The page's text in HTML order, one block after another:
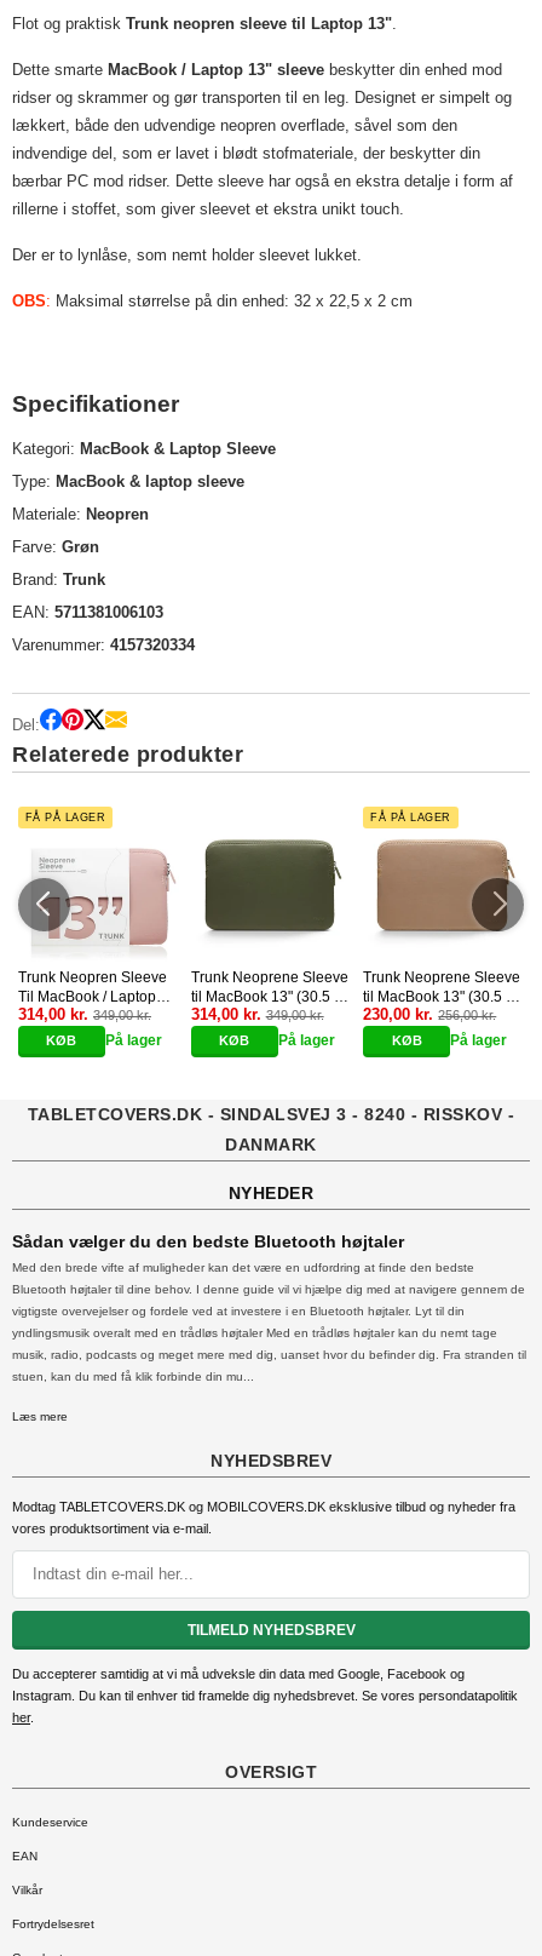
Flot og praktisk Trunk neopren sleeve til Laptop 13"
Dette smarte MacBook / Laptop 13" sleeve beskytter din enhed mod
ridser og skrammer og gør transporten til en leg. Designet er simpelt og
lækkert, både den udvendige neopren overflade, såvel som den
indvendige del, som er lavet i blødt stofmateriale, der beskytter din
bærbar PC mod ridser. Dette sleeve har også en ekstra detalje i form af
rillerne i stoffet, som giver sleevet et ekstra unikt touch.
Der er to lynlåse, som nemt holder sleevet lukket.
OBS: Maksimal størrelse på din enhed: 32 x 22,5 x 2 cm
Specifikationer
Kategori: MacBook & Laptop Sleeve
Type: MacBook & laptop sleeve
Materiale: Neopren
Farve: Grøn
Brand: Trunk
EAN: 5711381006103
Varenummer: 4157320334
Del:
Relaterede produkter
FÅ PÅ LAGER
Trunk Neopren Sleeve
Til MacBook / Laptop
13" (32 x 22,5 x 2 cm) -
Warm Rose
314,00 kr. 349,00 kr.
På lager
Trunk Neoprene Sleeve
til MacBook 13" (30.5 x
21.5 x 1.5 cm) -
Spagnum
314,00 kr.349,00 kr.
På lager
FÅ PÅ LAGER
Trunk Neoprene Sleeve
til MacBook 13" (30.5 x
21.5 x 1.5 cm) - Warm
Taupe
230,00 kr.256,00 kr.
På lager
TABLETCOVERS.DK - SINDALSVEJ 3 - 8240 - RISSKOV -
DANMARK
NYHEDER
Sådan vælger du den bedste Bluetooth højtaler
Med den brede vifte af muligheder kan det være en udfordring at finde den bedste
Bluetooth højtaler til dine behov. I denne guide vil vi hjælpe dig med at navigere gennem de
vigtigste overvejelser og fordele ved at investere i en Bluetooth højtaler. Lyt til din
yndlingsmusik overalt med en trådløs højtaler Med en trådløs højtaler kan du nemt tage
musik, radio, podcasts og meget mere med dig, uanset hvor du befinder dig. Fra stranden til
stuen, kan du med få klik forbinde din mu...
Læs mere
NYHEDSBREV
Modtag TABLETCOVERS.DK og MOBILCOVERS.DK eksklusive tilbud og nyheder fra
vores produktsortiment via e-mail
TILMELD NYHEDSBREV
Du accepterer samtidig at vi må udveksle din data med Google, Facebook og
Instagram. Du kan til enhver tid framelde dig nyhedsbrevet. Se vores persondatapolitik
her.
OVERSIGT
Kundeservice
EAN
Vilkår
Fortrydelsesret